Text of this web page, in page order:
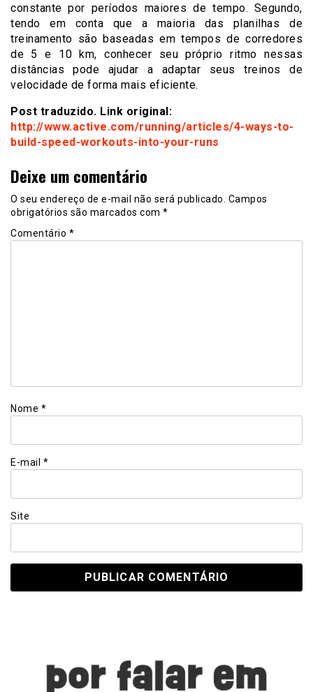
constante por períodos maiores de tempo. Segundo,
tendo em conta que a maioria das planilhas de
treinamento são baseadas em tempos de corredores
de 5 e 10 km, conhecer seu próprio ritmo nessas
distâncias pode ajudar a adaptar seus treinos de
velocidade de forma mais eficiente.
Post traduzido. Link original:
http://www.active.com/running/articles/4-ways-to-
build-speed-workouts-into-your-runs
Deixe um comentário
O seu endereço de e-mail não será publicado. Campos
obrigatórios são marcados com *
Comentário *
Nome *
E-mail *
Site